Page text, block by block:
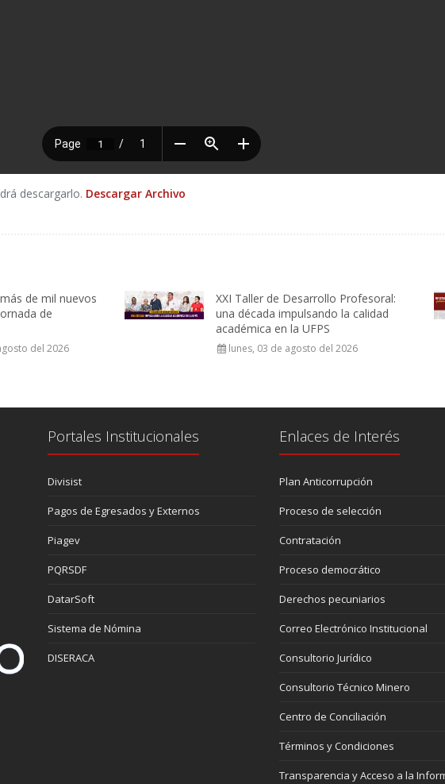
descargarlo. Descargar Archivo
de mil nuevos
de
del 2026
XXI Taller de Desarrollo Profesoral:
una década impulsando la calidad
académica en la UFPS
lunes, 03 de agosto del 2026
Portales Institucionales
Divisist
Pagos de Egresados y Externos
Piagev
PQRSDF
DatarSoft
Sistema de Nómina
DISERACA
Enlaces de Interés
Plan Anticorrupción
Proceso de selección
Contratación
Proceso democrático
Derechos pecuniarios
Correo Electrónico Institucional
Consultorio Jurídico
Consultorio Técnico Minero
Centro de Conciliación
Términos y Condiciones
Transparencia y Acceso a la